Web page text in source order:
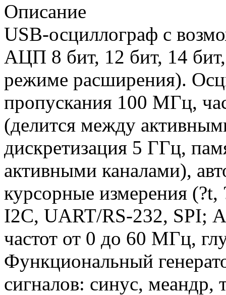
Описание
USB-осциллограф с
АЦП 8 бит, 12 бит, 14
режиме расширения).
пропускания 100 МГц,
(делится между
дискретизация 5 ГГц,
активными каналами),
курсорные измерения
I2C, UART/RS-232, SPI;
частот от 0 до 60 МГц,
Функциональный
сигналов: синус, меандр,